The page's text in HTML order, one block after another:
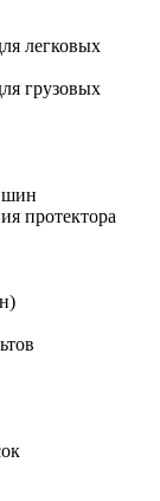
легковых
грузовых
шин
протектора